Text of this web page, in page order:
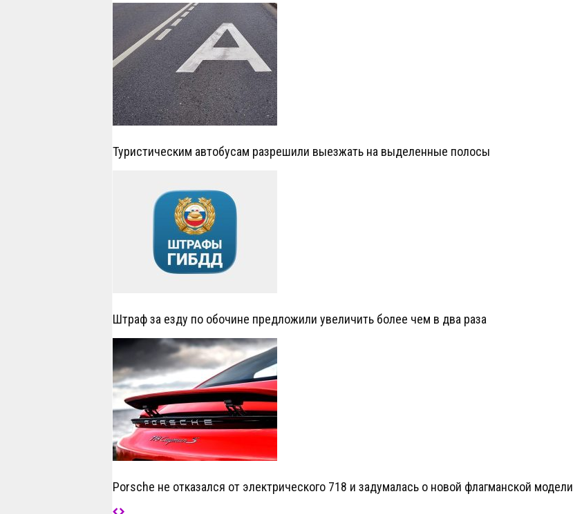
Туристическим автобусам разрешили выезжать на выделенные полосы
Штраф за езду по обочине предложили увеличить более чем в два раза
Porsche не отказался от электрического 718 и задумалась о новой флагманской модели